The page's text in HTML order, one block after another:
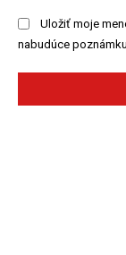
Uložiť moje
nabudúce poznámku.